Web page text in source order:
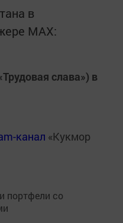
в
MАХ:
слава») в
канал «Кукмор